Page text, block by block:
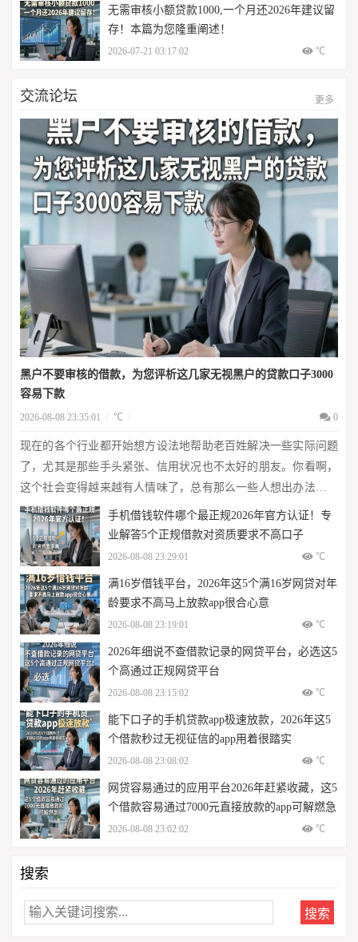
无需审核小额贷款1000,一个月还2026年建议留
存！本篇为您隆重阐述！
2026-07-21 03:17:02 ℃
交流论坛 更多
黑户不要审核的借款，为您评析这几家无视黑户的贷款口子3000
容易下款
2026-08-08 23:35:01 ℃ 0
现在的各个行业都开始想方设法地帮助老百姓解决一些实际问题
了，尤其是那些手头紧张、信用状况也不太好的朋友。你看啊，
这个社会变得越来越有人情味了，总有那么一些人想出办法来让
大家都能够得到休息的时间。那么没有经过审核的黑户借款也可
以作为普通人的一个出路吗？经过2...
手机借钱软件哪个最正规2026年官方认证！专
业解答5个正规借款对资质要求不高口子
2026-08-08 23:29:01 ℃
满16岁借钱平台，2026年这5个满16岁网贷对年
龄要求不高马上放款app很合心意
2026-08-08 23:19:01 ℃
2026年细说​不查借款记录的网贷平台，必选​这5
个高通过正规网贷平台
2026-08-08 23:15:02 ℃
能下口子的手机贷款app极速放款，2026年这5
个借款秒过无视征信的app用着很踏实
2026-08-08 23:08:02 ℃
网贷容易通过的应用平台2026年赶紧收藏，这5
个借款容易通过7000元直接放款的app可解燃急
2026-08-08 23:02:02 ℃
搜索